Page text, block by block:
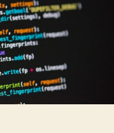
学
编
程
议
从